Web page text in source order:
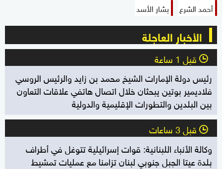
أحمد الشرع بشار الأسد
الأخبار العاجلة
l قبل 1 ساعة
رئيس دولة الإمارات الشيخ محمد بن زايد والرئيس الروسي
فلاديمير بوتين يبحثان خلال اتصال هاتفي علاقات التعاون
بين البلدين والتطورات الإقليمية والدولية
l قبل 3 ساعات
وكالة الأنباء اللبنانية: قوات إسرائيلية تتوغل في أطراف
بلدة عيتا الجبل جنوبي لبنان تزامنا مع عمليات تمشيط